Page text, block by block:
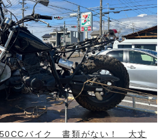
バイク 書類がない！ 大丈